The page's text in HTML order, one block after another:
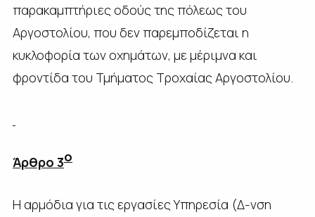
παρακαμπτήριες οδούς της πόλεως του
Αργοστολίου, που δεν παρεμποδίζεται η
κυκλοφορία των οχημάτων, με μέριμνα και
φροντίδα του Τμήματος Τροχαίας Αργοστολίου.
Άρθρο 3ο
Η αρμόδια για τις εργασίες Υπηρεσία (Δ-νση